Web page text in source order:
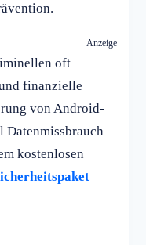
Anzeige
oft
finanzielle
von Android-
Datenmissbrauch
kostenlosen